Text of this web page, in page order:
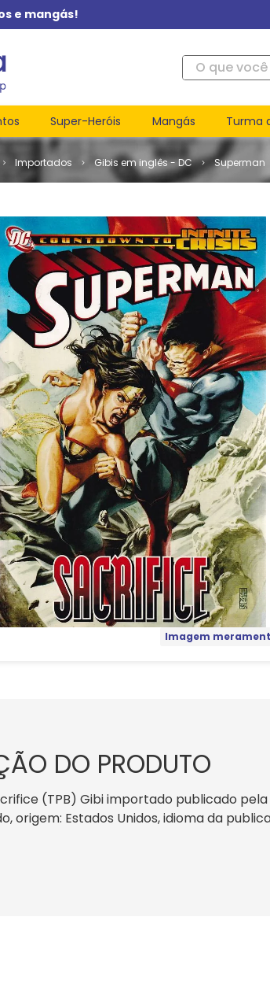
e mangás!
O que você
Super-Heróis Mangás Turma
Importados Gibis em inglês - DC Superman
Imagem
DO PRODUTO
(TPB) Gibi importado publicado pela
origem: Estados Unidos, idioma da